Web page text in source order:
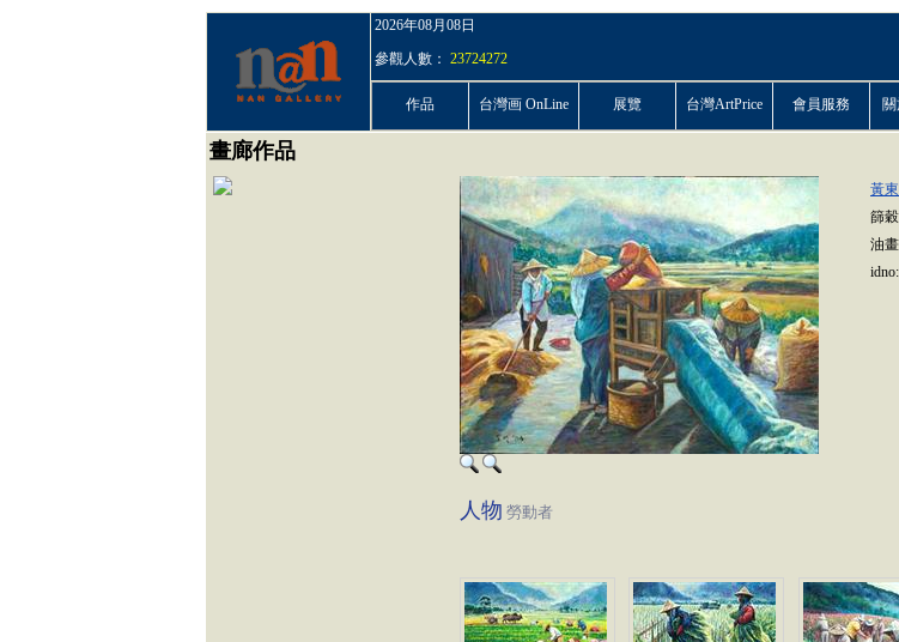
2026年08月08日
參觀人數： 23724272
作品 台灣画 OnLine 展覽 台灣ArtPrice 會員服務
畫廊作品
黃
篩穀
油畫
idno:
人物 勞動者